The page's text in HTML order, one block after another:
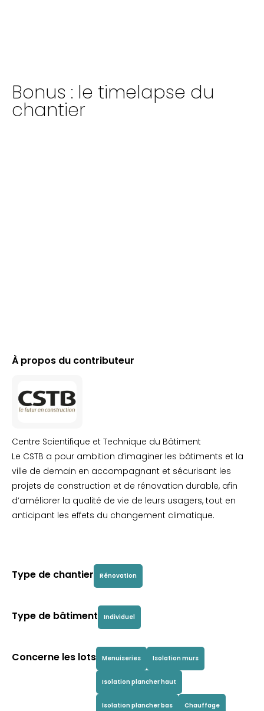
Bonus : le timelapse du
chantier
À propos du contributeur
Centre Scientifique et Technique du Bâtiment
Le CSTB a pour ambition d’imaginer les bâtiments et la
ville de demain en accompagnant et sécurisant les
projets de construction et de rénovation durable, afin
d’améliorer la qualité de vie de leurs usagers, tout en
anticipant les effets du changement climatique.
Type de chantier Rénovation
Type de bâtiment Individuel
Concerne les lots Menuiseries Isolation murs
Isolation plancher haut
Isolation plancher bas Chauffage